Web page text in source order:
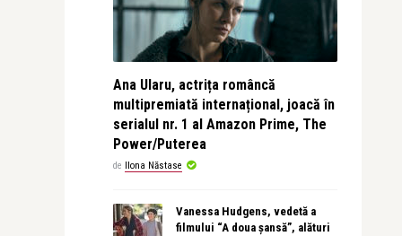
Ana Ularu, actrița româncă
multipremiată internațional, joacă în
serialul nr. 1 al Amazon Prime, The
Power/Puterea
de Ilona Năstase
Vanessa Hudgens, vedetă a
filmului “A doua șansă”, alături